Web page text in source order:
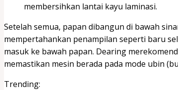
membersihkan lantai kayu laminasi.
Setelah semua, papan dibangun di bawah
mempertahankan penampilan seperti baru
masuk ke bawah papan. Dearing
memastikan mesin berada pada mode ubin
Trending: